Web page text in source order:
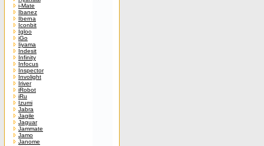
i-Mate
Ibanez
Iberna
Iconbit
Igloo
iGo
Iiyama
Indesit
Infinity
Infocus
Inspector
Involight
Iriver
iRobot
iRu
Izumi
Jabra
Jagile
Jaguar
Jammate
Jamo
Janome